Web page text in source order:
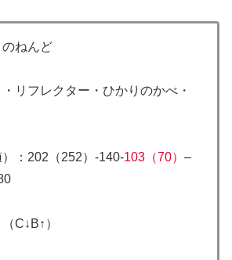
ねんど
リフレクター・ひかりのかべ・
：202（252）-140-103（70） –
C↓B↑）